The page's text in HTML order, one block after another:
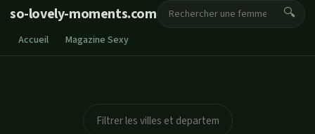
so-lovely-moments.com
🔍
Accueil
Magazine Sexy